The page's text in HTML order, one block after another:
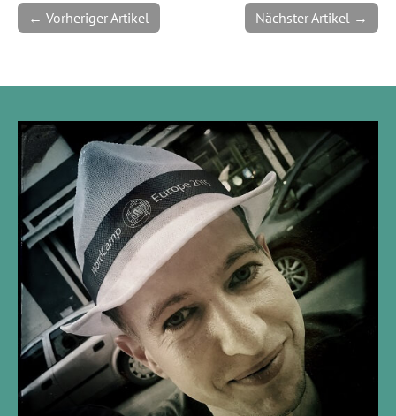
Nächster Artikel →
← Vorheriger Artikel